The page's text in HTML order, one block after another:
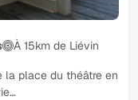
À 15km de Liévin
la place du théâtre en